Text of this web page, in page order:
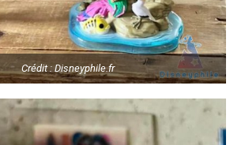
Crédit : Disneyphile.fr